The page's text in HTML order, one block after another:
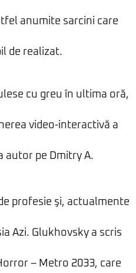
anumite sarcini care
de realizat.
cu greu în ultima oră,
video-interactivă a
autor pe Dmitry A.
profesie şi, actualmente
Azi. Glukhovsky a scris
– Metro 2033, care